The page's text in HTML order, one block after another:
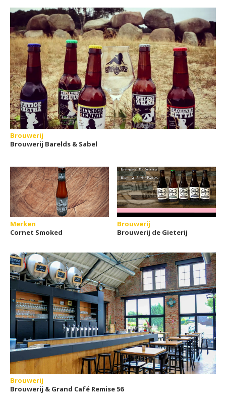
Brouwerij
Brouwerij Barelds & Sabel
Merken
Cornet Smoked
Brouwerij
Brouwerij de Gieterij
Brouwerij
Brouwerij & Grand Café Remise 56